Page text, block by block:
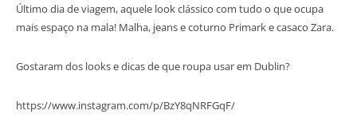
Último dia de viagem, aquele look clássico com tudo o que ocupa
mais espaço na mala! Malha, jeans e coturno Primark e casaco Zara.
Gostaram dos looks e dicas de que roupa usar em Dublin?
https://www.instagram.com/p/BzY8qNRFGqF/